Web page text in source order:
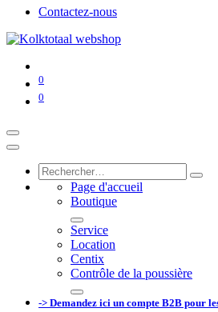
Contactez-nous
0
0
Page d'accueil
Boutique
Service
Location
Centix
Contrôle de la poussière
-> Demandez ici un compte B2B pour